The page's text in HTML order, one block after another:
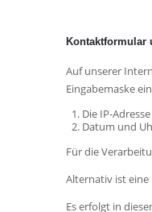
Kontaktformular
Auf unserer
Eingabemaske
Die IP-
Datum und
Für die
Alternativ ist eine
Es erfolgt in